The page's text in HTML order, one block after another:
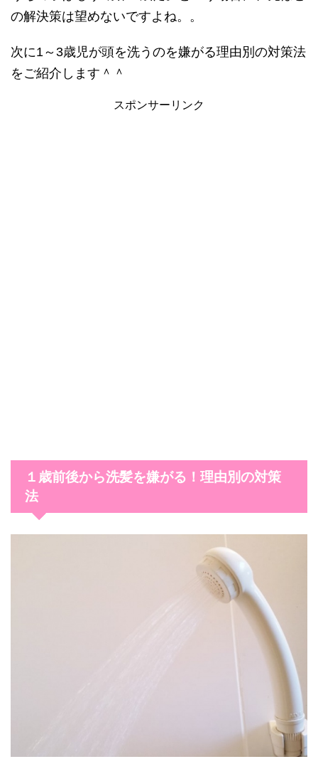
の解決策は望めないですよね。。
次に1～3歳児が頭を洗うのを嫌がる理由別の対策法
をご紹介します＾＾
スポンサーリンク
１歳前後から洗髪を嫌がる！理由別の対策
法